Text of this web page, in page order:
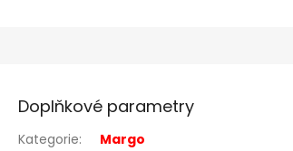
Doplňkové parametry
Kategorie:
Margo